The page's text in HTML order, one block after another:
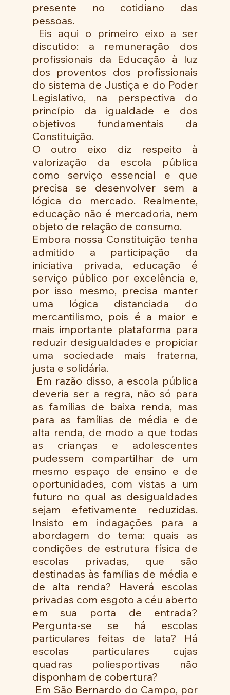
presente no cotidiano das
pessoas.
discutido: a remuneração dos
profissionais da Educação à luz
dos proventos dos profissionais
do sistema de Justiça e do Poder
Legislativo, na perspectiva do
princípio da igualdade e dos
objetivos fundamentais da
Constituição.
O outro eixo diz respeito à
valorização da escola pública
como serviço essencial e que
precisa se desenvolver sem a
lógica do mercado. Realmente,
educação não é mercadoria, nem
objeto de relação de consumo.
Embora nossa Constituição tenha
admitido a participação da
iniciativa privada, educação é
serviço público por excelência e,
por isso mesmo, precisa manter
uma lógica distanciada do
mercantilismo, pois é a maior e
mais importante plataforma para
reduzir desigualdades e propiciar
uma sociedade mais fraterna,
justa e solidária.
deveria ser a regra, não só para
as famílias de baixa renda, mas
para as famílias de média e de
alta renda, de modo a que todas
as crianças e adolescentes
pudessem compartilhar de um
mesmo espaço de ensino e de
oportunidades, com vistas a um
futuro no qual as desigualdades
sejam efetivamente reduzidas.
Insisto em indagações para a
abordagem do tema: quais as
condições de estrutura física de
escolas privadas, que são
destinadas às famílias de média e
de alta renda? Haverá escolas
privadas com esgoto a céu aberto
em sua porta de entrada?
Pergunta-se se há escolas
particulares feitas de lata? Há
escolas particulares cujas
quadras poliesportivas não
disponham de cobertura?